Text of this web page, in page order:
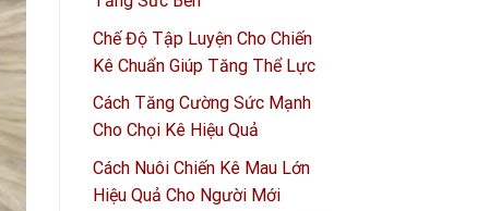
Chế Độ Tập Luyện Cho Chiến
Kê Chuẩn Giúp Tăng Thể Lực
Cách Tăng Cường Sức Mạnh
Cho Chọi Kê Hiệu Quả
Cách Nuôi Chiến Kê Mau Lớn
Hiệu Quả Cho Người Mới